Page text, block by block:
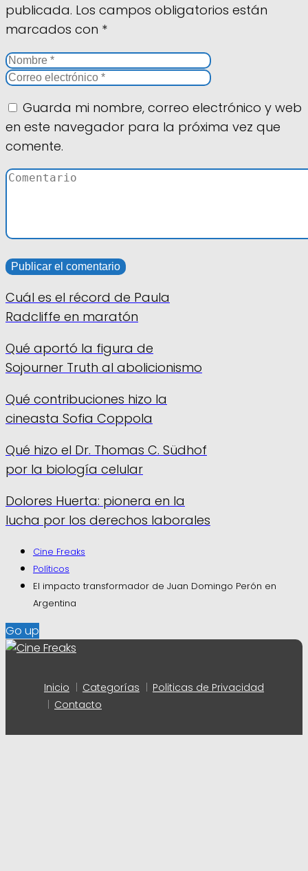
publicada. Los campos obligatorios están
marcados con *
Guarda mi nombre, correo electrónico y web
en este navegador para la próxima vez que
comente.
Cuál es el récord de Paula
Radcliffe en maratón
Qué aportó la figura de
Sojourner Truth al abolicionismo
Qué contribuciones hizo la
cineasta Sofia Coppola
Qué hizo el Dr. Thomas C. Südhof
por la biología celular
Dolores Huerta: pionera en la
lucha por los derechos laborales
Cine Freaks
Políticos
El impacto transformador de Juan Domingo Perón en
Argentina
Go up
Inicio Categorías
Politicas de Privacidad
Contacto